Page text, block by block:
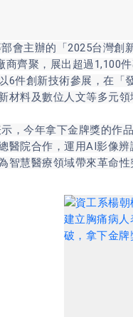
主辦的「2025台灣創新
商齊聚，展出超過1,100
6件創新技術參展，在
材料及數位人文等多元領
今年拿下金牌獎的作品
醫院合作，運用AI影像
智慧醫療領域帶來革命性